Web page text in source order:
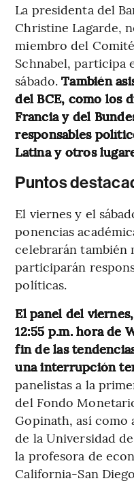
La presidenta del
Christine Lagarde,
miembro del
Schnabel, participa
sábado.También
del BCE, como los
Francia y del
responsables
Latina y otros
Puntos
El viernes y el
ponencias
celebrarán también
participarán
políticas.
El panel del
12:55 p.m. hora de
fin de las
una interrupción
panelistas a la
del Fondo
Gopinath, así como
de la Universidad
la profesora de
California-San